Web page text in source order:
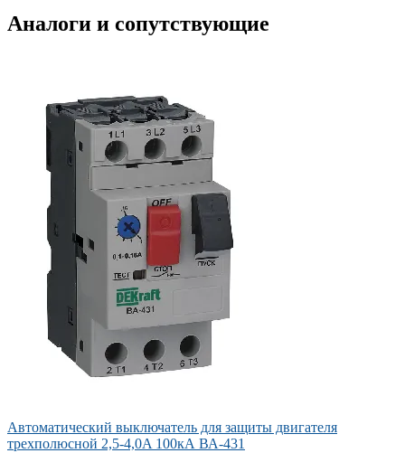
Аналоги и сопутствующие
Автоматический выключатель для защиты двигателя
трехполюсной 2,5-4,0A 100кА ВА-431